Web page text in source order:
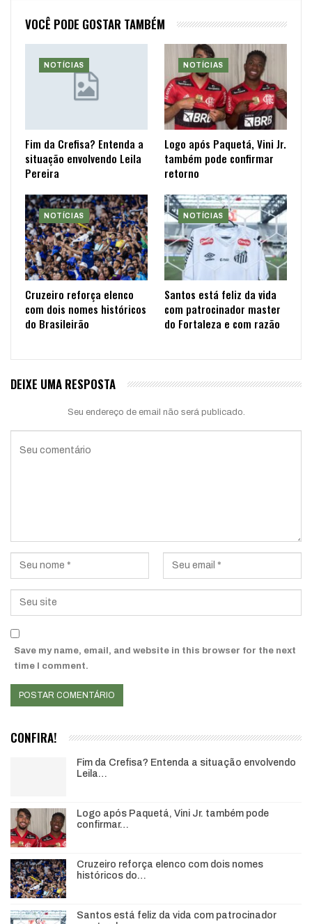
VOCÊ PODE GOSTAR TAMBÉM
NOTÍCIAS
Fim da Crefisa? Entenda a
situação envolvendo Leila
Pereira
NOTÍCIAS
Logo após Paquetá, Vini Jr.
também pode confirmar
retorno
NOTÍCIAS
Cruzeiro reforça elenco
com dois nomes históricos
do Brasileirão
NOTÍCIAS
Santos está feliz da vida
com patrocinador master
do Fortaleza e com razão
DEIXE UMA RESPOSTA
Seu endereço de email não será publicado.
Save my name, email, and website in this browser for the next
time I comment.
CONFIRA!
Fim da Crefisa? Entenda a situação envolvendo
Leila…
Logo após Paquetá, Vini Jr. também pode
confirmar…
Cruzeiro reforça elenco com dois nomes
históricos do…
Santos está feliz da vida com patrocinador